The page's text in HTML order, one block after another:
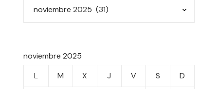
noviembre 2025
L
M X J V S D